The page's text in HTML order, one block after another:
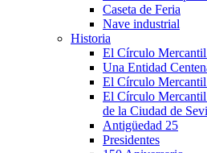
Caseta de Feria
Nave industrial
Historia
El Círculo
Una Entidad
El Círculo
El Círculo
de la Ciudad de
Antigüedad 25
Presidentes